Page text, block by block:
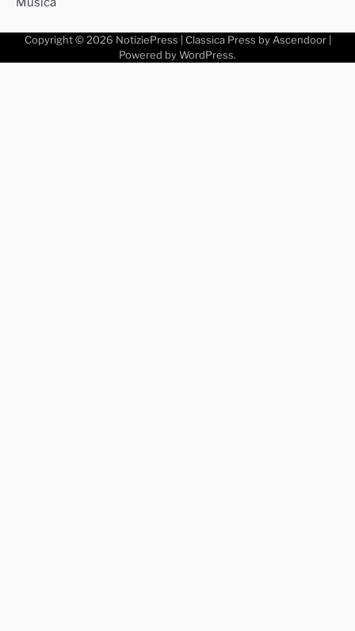
Copyright © 2026 NotiziePress | Classica Press by Ascendoor|
Powered by WordPress.